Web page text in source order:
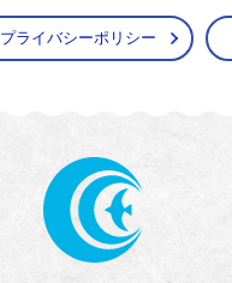
プライバシーポリシー